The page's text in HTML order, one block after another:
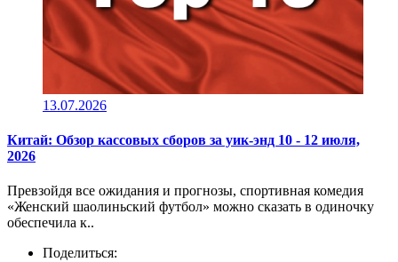
13.07.2026
Китай: Обзор кассовых сборов за уик-энд 10 - 12 июля,
2026
Превзойдя все ожидания и прогнозы, спортивная комедия
«Женский шаолиньский футбол» можно сказать в одиночку
обеспечила к..
Поделиться: